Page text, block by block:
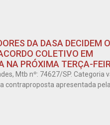
DA DASA DECIDEM
COLETIVO EM
NA PRÓXIMA TERÇA-
Mtb nº: 74627/SP. Categoria
contraproposta apresentada pela